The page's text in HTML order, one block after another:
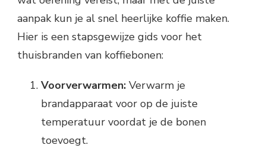
aanpak kun je al snel heerlijke koffie maken.
Hier is een stapsgewijze gids voor het
thuisbranden van koffiebonen:
Voorverwarmen: Verwarm je
brandapparaat voor op de juiste
temperatuur voordat je de bonen
toevoegt.